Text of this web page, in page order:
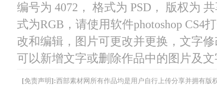
编号为 4072， 格式为 PSD， 版权为
式为RGB，请使用软件photoshop CS4
改和编辑，图片可更改并更换，文字
可以新增文字或删除作品中的图片及
[免责声明]:西部素材网所有作品均是用户自行上传分享并拥有